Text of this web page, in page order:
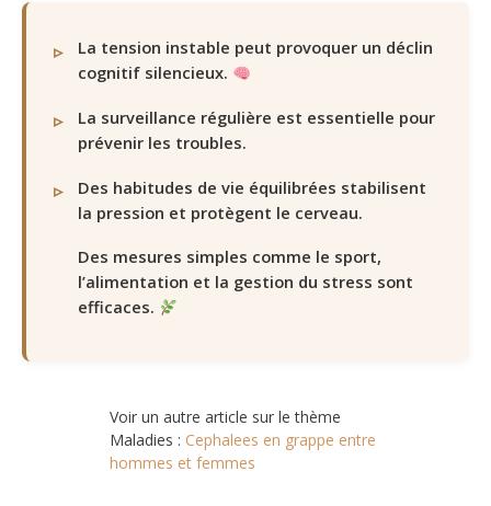
La tension instable peut provoquer un déclin
cognitif silencieux.
La surveillance régulière est essentielle pour
prévenir les troubles.
Des habitudes de vie équilibrées stabilisent
la pression et protègent le cerveau.
Des mesures simples comme le sport,
l’alimentation et la gestion du stress sont
efficaces.
Voir un autre article sur le thème
Maladies : Cephalees en grappe entre
hommes et femmes